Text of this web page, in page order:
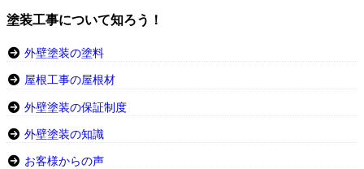
塗装工事について知ろう！
外壁塗装の塗料
屋根工事の屋根材
外壁塗装の保証制度
外壁塗装の知識
お客様からの声